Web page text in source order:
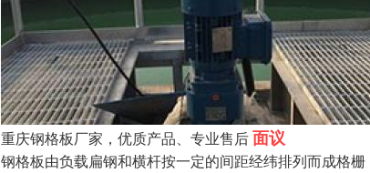
重庆钢格板厂家，优质产品、专业售后面议
钢格板由负载扁钢和横杆按一定的间距经纬排列而成格